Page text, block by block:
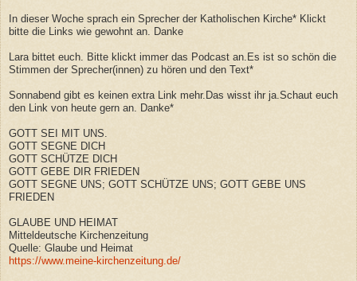
In dieser Woche sprach ein Sprecher der Katholischen Kirche* Klickt
bitte die Links wie gewohnt an. Danke
Lara bittet euch. Bitte klickt immer das Podcast an.Es ist so schön die
Stimmen der Sprecher(innen) zu hören und den Text*
Sonnabend gibt es keinen extra Link mehr.Das wisst ihr ja.Schaut euch
den Link von heute gern an. Danke*
GOTT SEI MIT UNS.
GOTT SEGNE DICH
GOTT SCHÜTZE DICH
GOTT GEBE DIR FRIEDEN
GOTT SEGNE UNS; GOTT SCHÜTZE UNS; GOTT GEBE UNS
FRIEDEN
GLAUBE UND HEIMAT
Mitteldeutsche Kirchenzeitung
Quelle: Glaube und Heimat
https://www.meine-kirchenzeitung.de/